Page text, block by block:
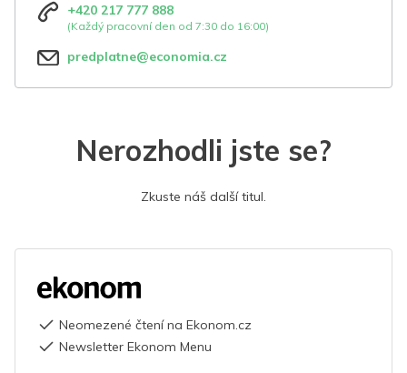
+420 217 777 888
(Každý pracovní den od 7:30 do 16:00)
predplatne@economia.cz
Nerozhodli jste se?
Zkuste náš další titul.
Neomezené čtení na Ekonom.cz
Newsletter Ekonom Menu